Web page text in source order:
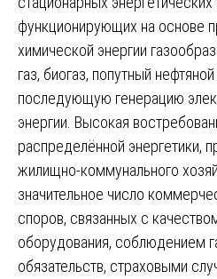
функционирующих на основе
химической энергии
газ, биогаз, попутный
последующую генерацию
энергии. Высокая
распределённой энергетики,
жилищно-коммунального
значительное число
споров, связанных с
оборудования, соблюдением
обязательств, страховыми